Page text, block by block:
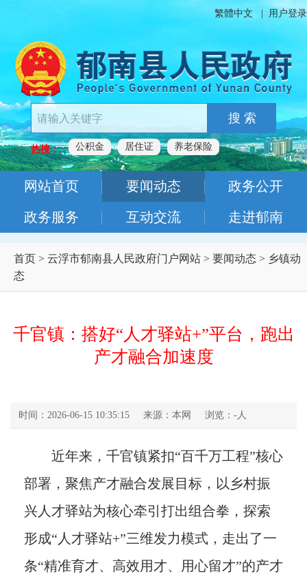
繁體中文 用户登录
搜 索
热搜： 公积金 居住证 养老保险
网站首页 要闻动态 政务公开
政务服务 互动交流 走进郁南
首页 > 云浮市郁南县人民政府门户网站 > 要闻动态 > 乡镇动
态
千官镇：搭好“人才驿站+”平台，跑出
产才融合加速度
时间：2026-06-15 10:35:15 来源：本网 浏览： - 人
近年来，千官镇紧扣“百千万工程”核心
部署，聚焦产才融合发展目标，以乡村振
兴人才驿站为核心牵引打出组合拳，探索
形成“人才驿站+”三维发力模式，走出了一
条“精准育才、高效用才、用心留才”的产才